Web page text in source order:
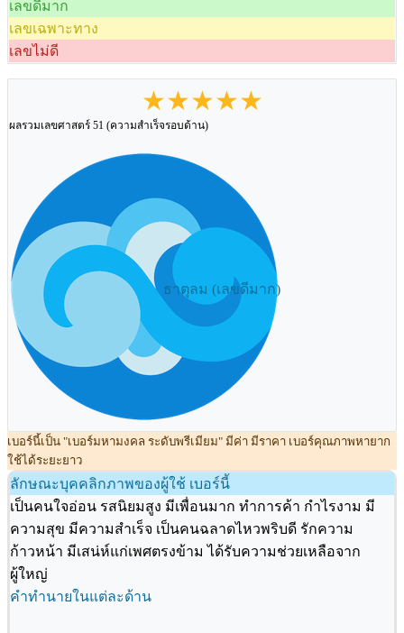
เลขดีมาก
เลขเฉพาะทาง
เลขไม่ดี
★★★★★
ผลรวมเลขศาสตร์ 51 (ความสำเร็จรอบด้าน)
ธาตุลม (เลขดีมาก)
เบอร์นี้เป็น "เบอร์มหามงคล ระดับพรีเมียม" มีค่า มีราคา เบอร์คุณภาพหายาก
ใช้ได้ระยะยาว
ลักษณะบุคคลิกภาพของผู้ใช้ เบอร์นี้
เป็นคนใจอ่อน รสนิยมสูง มีเพื่อนมาก ทำการค้า กำไรงาม มี
ความสุข มีความสำเร็จ เป็นคนฉลาดไหวพริบดี รักความ
ก้าวหน้า มีเสน่ห์แก่เพศตรงข้าม ได้รับความช่วยเหลือจาก
ผู้ใหญ่
คำทำนายในแต่ละด้าน